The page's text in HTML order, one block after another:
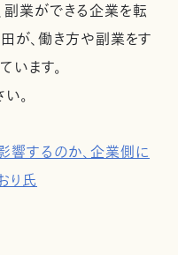
副業ができる企業を転
が、働き方や副業をす
います。
。
響するのか、企業側に
り氏